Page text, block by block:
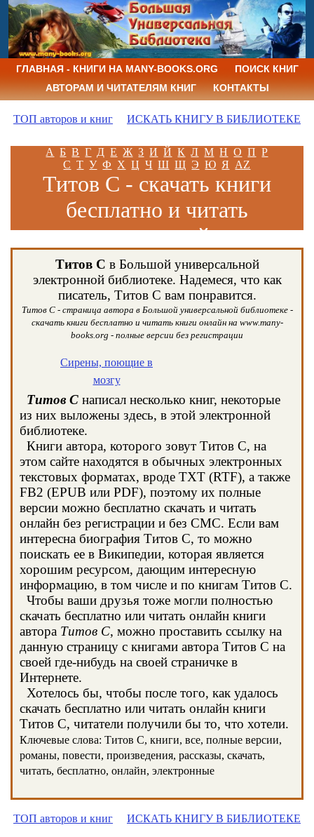
ГЛАВНАЯ - КНИГИ НА MANY-BOOKS.ORG
ПОИСК КНИГ
АВТОРАМ И ЧИТАТЕЛЯМ КНИГ
КОНТАКТЫ
ТОП авторов и книг ИСКАТЬ КНИГУ В БИБЛИОТЕКЕ
А Б В Г Д Е Ж З И Й К Л М Н О П Р
С Т У Ф Х Ц Ч Ш Щ Э Ю Я AZ
Титов С - скачать книги
бесплатно и читать
книги онлайн
Титов С в Большой универсальной
электронной библиотеке. Надемеся, что как
писатель, Титов С вам понравится.
Титов С - страница автора в Большой универсальной библиотеке -
скачать книги бесплатно и читать книги онлайн на www.many-
books.org - полные версии без регистрации
Сирены, поющие в
мозгу
Титов С написал несколько книг, некоторые
из них выложены здесь, в этой электронной
библиотеке.
Книги автора, которого зовут Титов С, на
этом сайте находятся в обычных электронных
текстовых форматах, вроде TXT (RTF), а также
FB2 (EPUB или PDF), поэтому их полные
версии можно бесплатно скачать и читать
онлайн без регистрации и без СМС. Если вам
интересна биография Титов С, то можно
поискать ее в Википедии, которая является
хорошим ресурсом, дающим интересную
информацию, в том числе и по книгам Титов С.
Чтобы ваши друзья тоже могли полностью
скачать бесплатно или читать онлайн книги
автора Титов С, можно проставить ссылку на
данную страницу с книгами автора Титов С на
своей где-нибудь на своей страничке в
Интернете.
Хотелось бы, чтобы после того, как удалось
скачать бесплатно или читать онлайн книги
Титов С, читатели получили бы то, что хотели.
Ключевые слова: Титов С, книги, все, полные версии,
романы, повести, произведения, рассказы, скачать,
читать, бесплатно, онлайн, электронные
ТОП авторов и книг ИСКАТЬ КНИГУ В БИБЛИОТЕКЕ